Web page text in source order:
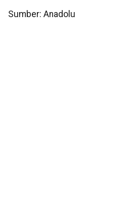
Sumber: Anadolu